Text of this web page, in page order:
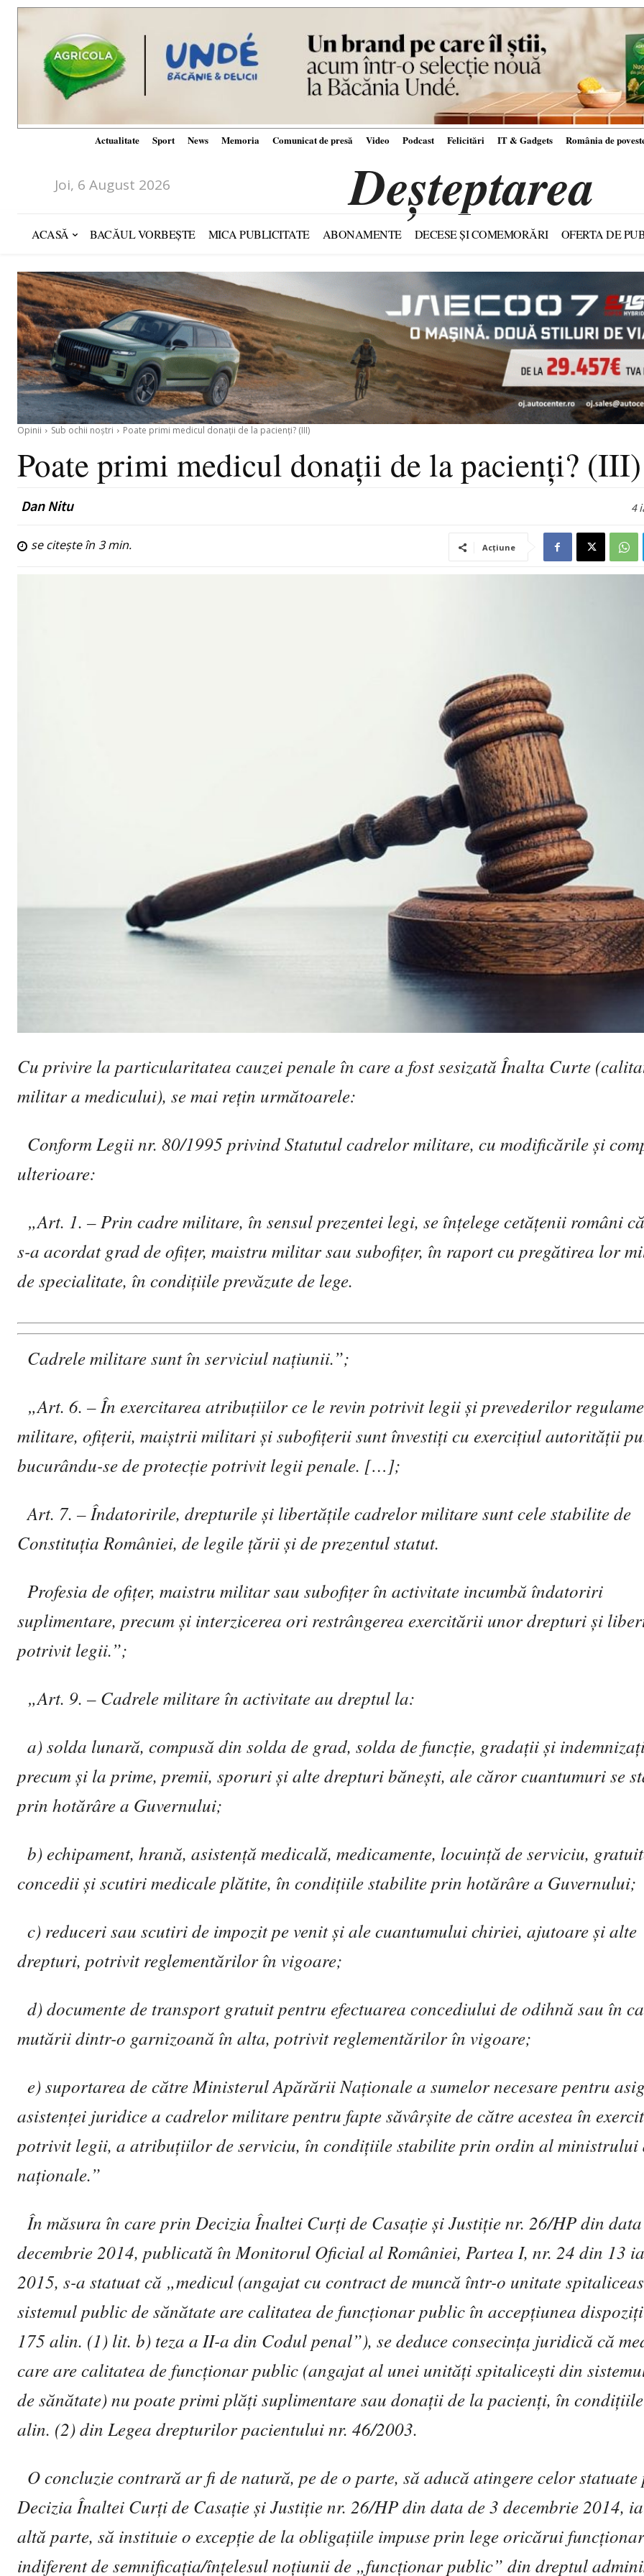
Actualitate Sport News Memoria Comunicat de presă Video Podcast Felicitări IT & Gadgets România de
Joi, 6 August 2026 Deșteptarea
ACASĂ BACĂUL VORBEȘTE MICA PUBLICITATE ABONAMENTE DECESE ȘI COMEMORĂRI OFERTA DE
Opinii Sub ochii noștri Poate primi medicul donații de la pacienți? (III)
Poate primi medicul donații de la pacienți? (III)
Dan Nitu 4
se citește în 3min. Acțiune
Cu privire la particularitatea cauzei penale în care a fost sesizată Înalta Curte
militar a medicului), se mai reţin următoarele:
Conform Legii nr. 80/1995 privind Statutul cadrelor militare, cu modificărileşi
ulterioare:
„Art. 1. – Prin cadre militare, în sensul prezentei legi, se înţelege cetăţenii români că
s-a acordat grad de ofiţer, maistru militar sau subofiţer, în raport cu pregătirea lor
de specialitate, în condiţiile prevăzute de lege.
Cadrele militare sunt în serviciul naţiunii.”;
„Art. 6. – În exercitarea atribuţiilor ce le revin potrivit legiişi prevederilor
militare, ofiţerii, maiştrii militarişi subofiţerii sunt învestiţi cu exerciţiul autorităţii
bucurându-se de protecţie potrivit legii penale. […];
Art. 7. – Îndatoririle, drepturileşi libertăţile cadrelor militare sunt cele stabilite de
Constituţia României, de legile ţăriişi de prezentul statut.
Profesia de ofiţer, maistru militar sau subofiţer în activitate incumbă îndatoriri
suplimentare, precumşi interzicerea ori restrângerea exercitării unor drepturişi
potrivit legii.”;
„Art. 9. – Cadrele militare în activitate au dreptul la:
a) solda lunară, compusădin solda de grad, solda de funcţie, gradaţiişi indemnizaţ
precumşi la prime, premii, sporurişi alte drepturi băneşti, ale căror cuantumuri se
prin hotărâre a Guvernului;
b) echipament, hrană, asistenţămedicală, medicamente, locuinţăde serviciu,
concediişi scutiri medicale plătite, în condiţiile stabilite prin hotărâre a Guvernului;
c) reduceri sau scutiri de impozit pe venitşi ale cuantumului chiriei, ajutoareşi alte
drepturi, potrivit reglementărilor în vigoare;
d) documente de transport gratuit pentru efectuarea concediului de odihnăsau în
mutării dintr-o garnizoană în alta, potrivit reglementărilor în vigoare;
e) suportarea de către Ministerul Apărării Naţionale a sumelor necesare pentru
asistenţei juridice a cadrelor militare pentru fapte săvârşite de către acestea în
potrivit legii, a atribuţiilor de serviciu, în condiţiile stabilite prin ordin al ministrului
naţionale.”
În măsura în care prin Decizia Înaltei Curţi de Casaţieşi Justiţie nr. 26/HP din
decembrie 2014, publicată în Monitorul Oficial al României, Partea I, nr. 24 din 13
2015, s-a statuat că „medicul (angajat cu contract de muncă într-o unitate
sistemul public de sănătate are calitatea de funcţionar public în accepţiunea dispoziţ
175 alin. (1) lit. b) teza a II-a din Codul penal”), se deduce consecinţa juridicăcă
care are calitatea de funcţionar public (angajat al unei unităţi spitaliceşti din
de sănătate) nu poate primi plăţi suplimentare sau donaţii de la pacienţi, în condiţ
alin. (2) din Legea drepturilor pacientului nr. 46/2003.
O concluzie contrarăar fi de natură, pe de o parte, săaducăatingere celor
Decizia Înaltei Curţi de Casaţieşi Justiţie nr. 26/HP din data de 3 decembrie 2014,
altăparte, să instituie o excepţie de la obligaţiile impuse prin lege oricărui funcţ
indiferent de semnificaţia/înţelesul noţiunii de „funcţionar public” din dreptul